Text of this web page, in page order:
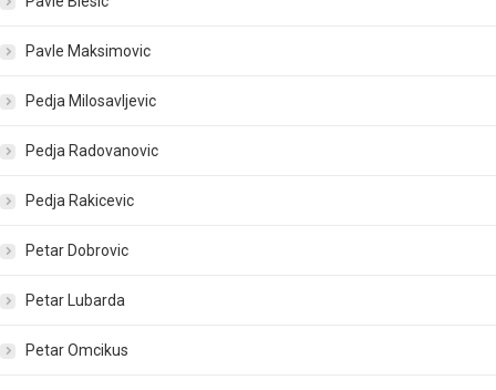
Pavle Maksimovic
Pedja Milosavljevic
Pedja Radovanovic
Pedja Rakicevic
Petar Dobrovic
Petar Lubarda
Petar Omcikus